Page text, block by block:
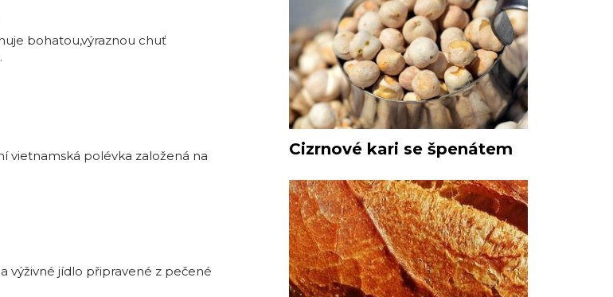
bohatou,výraznou chuť
vietnamská ‍polévka založená na
výživné jídlo připravené z pečené
Cizrnové kari se špenátem